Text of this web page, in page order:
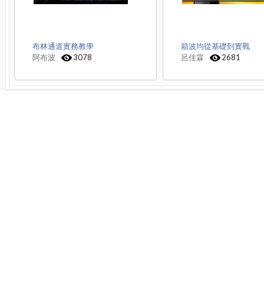
布林通道實務教學
阿布波
3078
箱波均從基礎到實戰
呂佳霖
2681